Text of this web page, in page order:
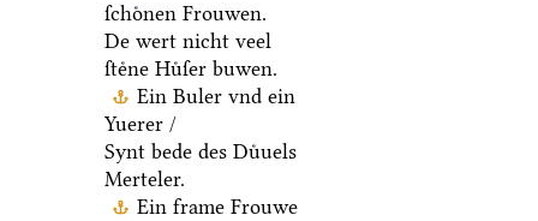
ſchoͤnen Frouwen.
De wert nicht veel
ſteͤne Huͤſer buwen.
Ein Buler vnd ein
Yuerer /
Synt bede des Duͤuels
Merteler.
Ein frame Frouwe